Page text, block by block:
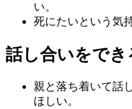
い。
死にたいという気
話し合いをでき
親と落ち着いて話
ほしい。